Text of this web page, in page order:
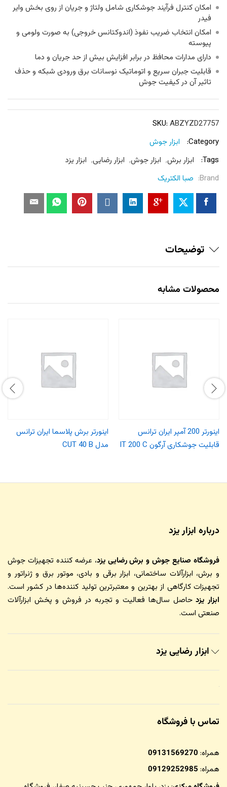
امکان کنترل فرآیند جوشکاری شامل ولتاژ و جریان از روی بخش وایر
فیدر
امکان انتخاب ضریب نفوذ (اندوکتانس خروجی) به صورت ولومی و
پیوسته
دارای مدارات محافظ در برابر افزایش بیش از حد جریان و دما
قابلیت جبران سریع و اتوماتیک نوسانات برق ورودی شبکه و حذف
تاثیر آن در کیفیت جوش
SKU: ABZYZD27757
Category:
ابزار جوش
Tags:
ابزار برش, ابزار جوش, ابزار رضایی, ابزار یزد
Brand: صبا الکتریک
توضیحات
محصولات مشابه
اینورتر 200 آمپر ایران ترانس
قابلیت جوشکاری آرگون IT 200 C
اینورتر برش پلاسما ایران ترانس
مدل CUT 40 B
درباره ابزار یزد
فروشگاه صنایع جوش و برش رضایی یزد، عرضه کننده تجهیزات جوش
و برش، ابزارآلات ساختمانی، ابزار برقی و بادی، موتور برق و ژنراتور و
تجهیزات کارگاهی از بهترین و معتبرترین تولید کننده‌ها در کشور است.
ابزار یزدحاصل سال‌ها فعالیت و تجربه در فروش و پخش ابزارآلات
صنعتی است.
ابزار رضایی یزد
تماس با فروشگاه
همراه: 09131569270
همراه: 09129252985